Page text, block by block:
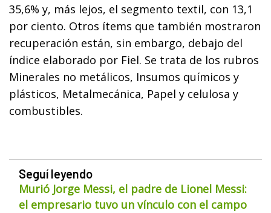
35,6% y, más lejos, el segmento textil, con 13,1
por ciento. Otros ítems que también mostraron
recuperación están, sin embargo, debajo del
índice elaborado por Fiel. Se trata de los rubros
Minerales no metálicos, Insumos químicos y
plásticos, Metalmecánica, Papel y celulosa y
combustibles.
Seguí leyendo
Murió Jorge Messi, el padre de Lionel Messi:
el empresario tuvo un vínculo con el campo